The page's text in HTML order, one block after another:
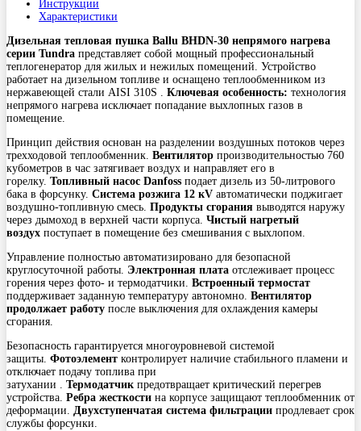
Инструкции
Характеристики
Дизельная тепловая пушка Ballu BHDN-30 непрямого нагрева
серии Tundra представляет собой мощный профессиональный
теплогенератор для жилых и нежилых помещений. Устройство
работает на дизельном топливе и оснащено теплообменником из
нержавеющей стали AISI 310S . Ключевая особенность: технология
непрямого нагрева исключает попадание выхлопных газов в
помещение.
Принцип действия основан на разделении воздушных потоков через
трехходовой теплообменник. Вентилятор производительностью 760
кубометров в час затягивает воздух и направляет его в
горелку. Топливный насос Danfoss подает дизель из 50-литрового
бака в форсунку. Система розжига 12 кV автоматически поджигает
воздушно-топливную смесь. Продукты сгорания выводятся наружу
через дымоход в верхней части корпуса. Чистый нагретый
воздух поступает в помещение без смешивания с выхлопом.
Управление полностью автоматизировано для безопасной
круглосуточной работы. Электронная плата отслеживает процесс
горения через фото- и термодатчики. Встроенный термостат
поддерживает заданную температуру автономно. Вентилятор
продолжает работу после выключения для охлаждения камеры
сгорания.
Безопасность гарантируется многоуровневой системой
защиты. Фотоэлемент контролирует наличие стабильного пламени и
отключает подачу топлива при
затухании . Термодатчик предотвращает критический перегрев
устройства. Ребра жесткости на корпусе защищают теплообменник от
деформации. Двухступенчатая система фильтрации продлевает срок
службы форсунки.